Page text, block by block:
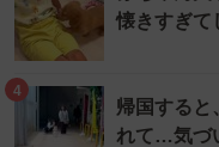
懐きすぎ
4
帰国すると
れて…気づ